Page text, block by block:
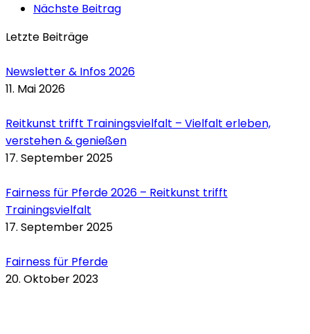
Nächste Beitrag
Letzte Beiträge
Newsletter & Infos 2026
11. Mai 2026
Reitkunst trifft Trainingsvielfalt – Vielfalt erleben,
verstehen & genießen
17. September 2025
Fairness für Pferde 2026 – Reitkunst trifft
Trainingsvielfalt
17. September 2025
Fairness für Pferde
20. Oktober 2023